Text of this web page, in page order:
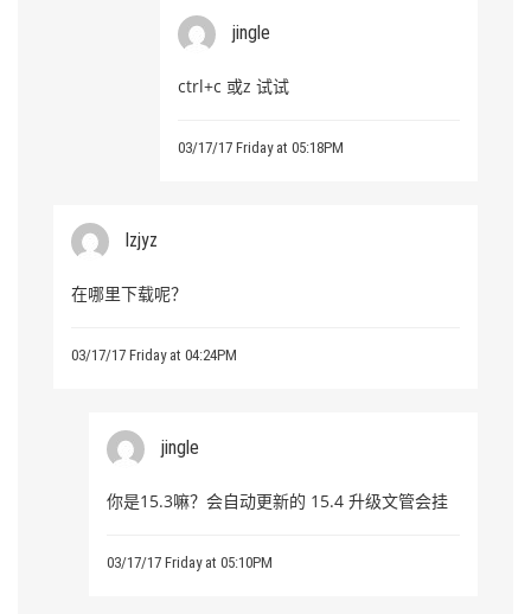
jingle
ctrl+c 或z 试试
03/17/17 Friday at 05:18PM
lzjyz
在哪里下载呢？
03/17/17 Friday at 04:24PM
jingle
你是15.3嘛？会自动更新的 15.4 升级文管会挂
03/17/17 Friday at 05:10PM